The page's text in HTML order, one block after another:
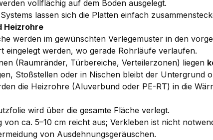
vollflächig auf dem Boden ausgelegt.
lassen sich die Platten einfach
Heizrohre
werden im gewünschten Verlegemuster in den
eingelegt werden, wo gerade Rohrläufe verlaufen.
(Raumränder, Türbereiche, Verteilerzonen) liegen
Stoßstellen oder in Nischen bleibt der Untergrund
die Heizrohre (Aluverbund oder PE-RT) in die
wird über die gesamte Fläche verlegt.
von ca. 5–10 cm reicht aus; Verkleben ist nicht
von Ausdehnungsgeräuschen.